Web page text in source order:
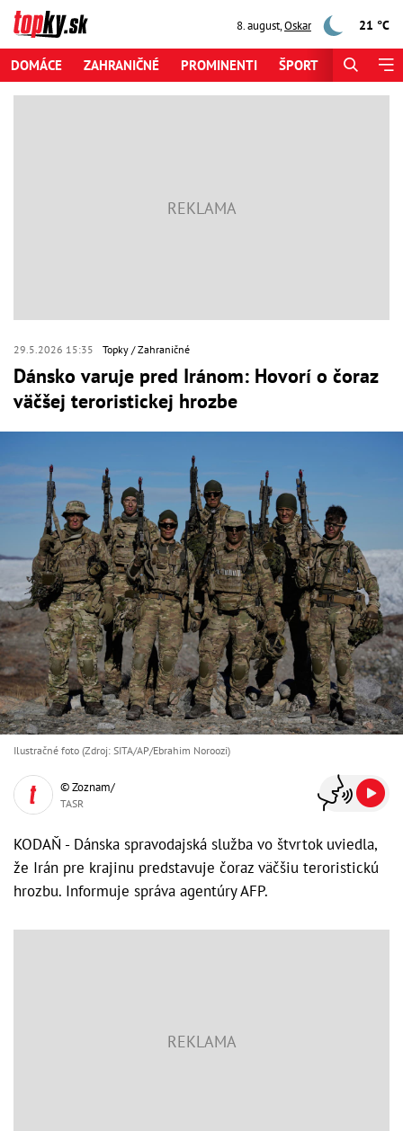
8. august,Oskar 21 °C
DOMÁCE ZAHRANIČNÉ PROMINENTI ŠPORT
29.5.2026 15:35 Topky Zahraničné
Dánsko varuje pred Iránom: Hovorí o čoraz
väčšej teroristickej hrozbe
Ilustračné foto (Zdroj: SITA/AP/Ebrahim Noroozi)
© Zoznam/
TASR
KODAŇ - Dánska spravodajská služba vo štvrtok uviedla,
že Irán pre krajinu predstavuje čoraz väčšiu teroristickú
hrozbu. Informuje správa agentúry AFP.